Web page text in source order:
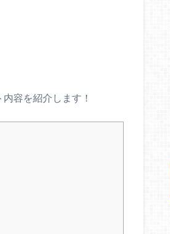
容を紹介します！